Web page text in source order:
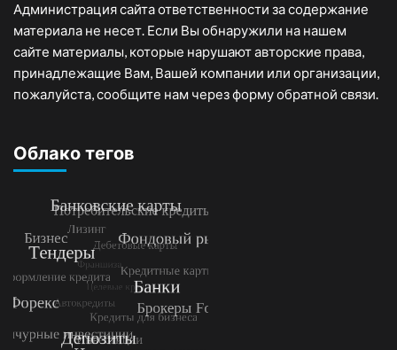
Администрация сайта ответственности за содержание
материала не несет. Если Вы обнаружили на нашем
сайте материалы, которые нарушают авторские права,
принадлежащие Вам, Вашей компании или организации,
пожалуйста, сообщите нам через форму обратной связи.
Облако тегов